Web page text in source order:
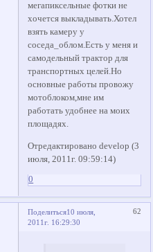
мегапиксельные фотки не
хочется выкладывать.Хотел
взять камеру у
соседа_облом.Есть у меня и
самодельный трактор для
транспортных целей.Но
основные работы провожу
мотоблоком,мне им
работать удобнее на моих
площадях.
Отредактировано develop (3
июля, 2011г. 09:59:14)
0
Поделиться 62
10 июля,
2011г. 16:29:30